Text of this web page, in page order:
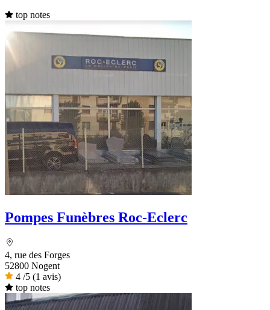
top notes
Pompes Funèbres Roc-Eclerc
4, rue des Forges
52800 Nogent
4 /5 (1 avis)
top notes